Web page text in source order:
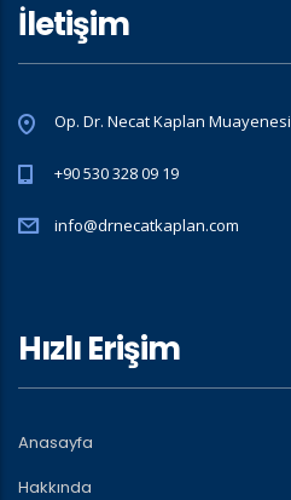
İletişim
Op. Dr. Necat Kaplan Muayenesi
+90 530 328 09 19
info@drnecatkaplan.com
Hızlı Erişim
Anasayfa
Hakkında